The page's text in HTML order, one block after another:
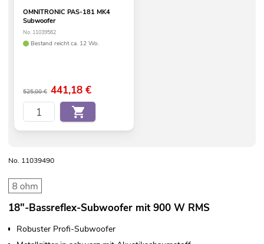
OMNITRONIC PAS-181 MK4
Subwoofer
No. 11039562
Bestand reicht ca. 12 Wo.
525,00 € 441,18€
No. 11039490
18"-Bassreflex-Subwoofer mit 900 W RMS
Robuster Profi-Subwoofer